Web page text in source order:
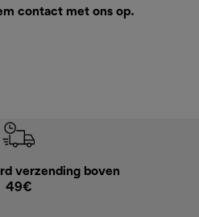
contact met ons op.
verzending boven
49€